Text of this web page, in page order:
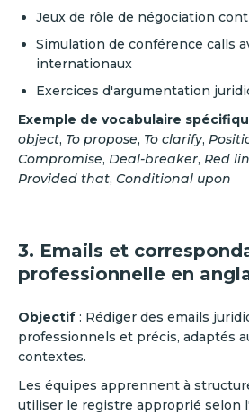
Jeux de rôle de négociation
Simulation de conférence calls
internationaux
Exercices d'argumentation
Exemple de vocabulaire
object, To propose, To clarify,
Compromise, Deal-breaker, Red
Provided that, Conditional upon
3. Emails et
professionnelle en
Objectif : Rédiger des emails
professionnels et précis, adaptés
contextes.
Les équipes apprennent à
utiliser le registre approprié selon